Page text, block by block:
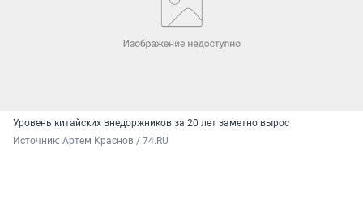
Уровень китайских внедоржников за 20 лет заметно вырос
Источник: Артем Краснов / 74.RU